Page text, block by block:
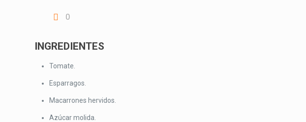
0
INGREDIENTES
Tomate.
Esparragos.
Macarrones hervidos.
Azúcar molida.